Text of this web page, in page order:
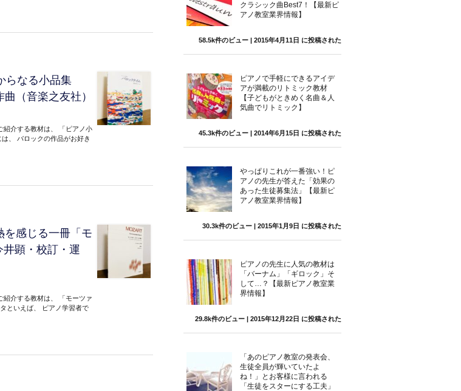
らなる小品集
（音楽之友社）
紹介する教材は、 「ピアノ小
、 バロックの作品がお好き
を感じる一冊「モ
顕・校訂・運
紹介する教材は、 「モーツァ
といえば、 ピアノ学習者で
クラシック曲Best7！【最新ピ
アノ教室業界情報】
58.5k件のビュー | 2015年4月11日 に投稿された
ピアノで手軽にできるアイデ
アが満載のリトミック教材
【子どもがときめく名曲＆人
気曲でリトミック】
45.3k件のビュー | 2014年6月15日 に投稿された
やっぱりこれが一番強い！ピ
アノの先生が答えた「効果の
あった生徒募集法」【最新ピ
アノ教室業界情報】
30.3k件のビュー | 2015年1月9日 に投稿された
ピアノの先生に人気の教材は
「バーナム」「ギロック」そ
して…？【最新ピアノ教室業
界情報】
29.8k件のビュー | 2015年12月22日 に投稿された
「あのピアノ教室の発表会、
生徒全員が輝いていたよ
ね！」とお客様に言われる
「生徒をスターにする工夫」